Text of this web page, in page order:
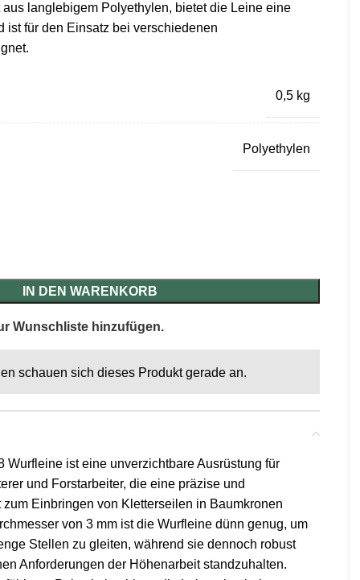
langlebigem Polyethylen, bietet die Leine eine
ist für den Einsatz bei verschiedenen
0,5 kg
Polyethylen
IN DEN WARENKORB
Wunschliste hinzufügen.
schauen sich dieses Produkt gerade an.
Wurfleine ist eine unverzichtbare Ausrüstung für
und Forstarbeiter, die eine präzise und
Einbringen von Kletterseilen in Baumkronen
von 3 mm ist die Wurfleine dünn genug, um
Stellen zu gleiten, während sie dennoch robust
Anforderungen der Höhenarbeit standzuhalten.